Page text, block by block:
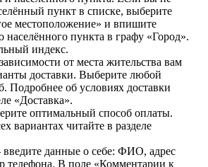
пункт в списке, выберите
местоположение» и впишите
населённого пункта в графу «Город».
индекс.
от места жительства вам
доставки. Выберите любой
Подробнее об условиях доставки
«Доставка».
оптимальный способ оплаты.
вариантах читайте в разделе
данные о себе: ФИО, адрес
телефона. В поле «Комментарии к